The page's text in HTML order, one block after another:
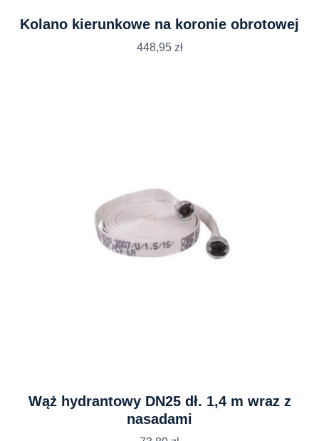
Kolano kierunkowe na koronie obrotowej
448,95 zł
Wąż hydrantowy DN25 dł. 1,4 m wraz z
nasadami